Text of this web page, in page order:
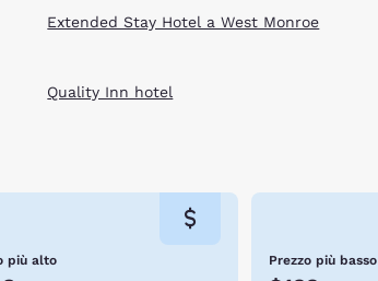
Extended Stay Hotel a West Monroe
Quality Inn hotel
più alto Prezzo più basso